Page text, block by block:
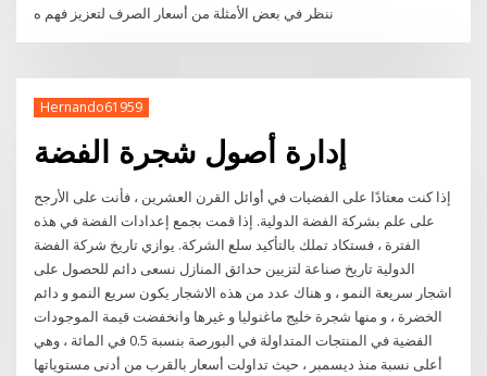
ننظر في بعض الأمثلة من أسعار الصرف لتعزيز فهم ه
Hernando61959
إدارة أصول شجرة الفضة
إذا كنت معتادًا على الفضيات في أوائل القرن العشرين ، فأنت على الأرجح
على علم بشركة الفضة الدولية. إذا قمت بجمع إعدادات الفضة في هذه
الفترة ، فستكاد تملك بالتأكيد سلع الشركة. يوازي تاريخ شركة الفضة
الدولية تاريخ صناعة لتزيين حدائق المنازل نسعى دائم للحصول على
اشجار سريعة النمو ، و هناك عدد من هذه الاشجار يكون سريع النمو و دائم
الخضرة ، و منها شجرة خليج ماغنوليا و غيرها وانخفضت قيمة الموجودات
الفضية في المنتجات المتداولة في البورصة بنسبة 0.5 في المائة ، وهي
أعلى نسبة منذ ديسمبر ، حيث تداولت أسعار بالقرب من أدنى مستوياتها